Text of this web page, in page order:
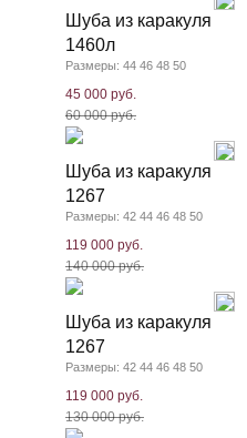
Шуба из каракуля
1460л
Размеры: 44 46 48 50
45 000 руб.
60 000 руб.
Шуба из каракуля
1267
Размеры: 42 44 46 48 50
119 000 руб.
140 000 руб.
Шуба из каракуля
1267
Размеры: 42 44 46 48 50
119 000 руб.
130 000 руб.